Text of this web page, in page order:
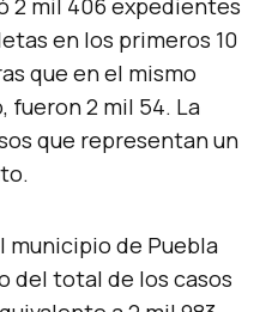
2 mil 406 expedientes
en los primeros 10
que en el mismo
fueron 2 mil 54. La
que representan un
municipio de Puebla
del total de los casos